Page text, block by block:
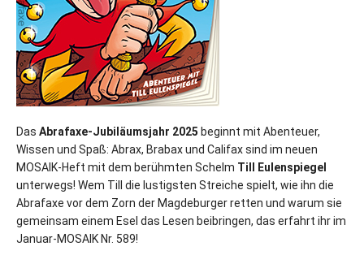
Das Abrafaxe-Jubiläumsjahr 2025 beginnt mit Abenteuer,
Wissen und Spaß: Abrax, Brabax und Califax sind im neuen
MOSAIK-Heft mit dem berühmten Schelm Till Eulenspiegel
unterwegs! Wem Till die lustigsten Streiche spielt, wie ihn die
Abrafaxe vor dem Zorn der Magdeburger retten und warum sie
gemeinsam einem Esel das Lesen beibringen, das erfahrt ihr im
Januar-MOSAIK Nr. 589!